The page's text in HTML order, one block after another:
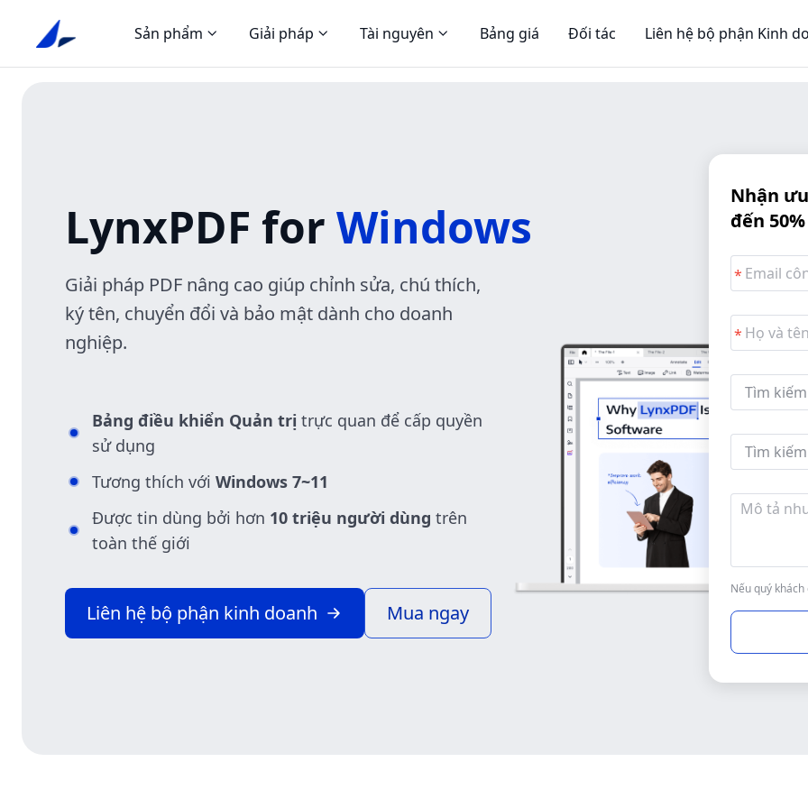
Sản phẩm Giải pháp Tài nguyên Bảng giá Đối tác Liên hệ bộ phận Kinh
LynxPDF for Windows
Giải pháp PDF nâng cao giúp chỉnh sửa, chú thích,
ký tên, chuyển đổi và bảo mật dành cho doanh
nghiệp.
Bảng điều khiển Quản trị trực quan để cấp quyền
sử dụng
Tương thích với Windows 7~11
Được tin dùng bởi hơn 10 triệu người dùng trên
toàn thế giới
Liên hệ bộ phận kinh doanh Mua ngay
Nhận
đến 50%
Tìm
Nếu quý